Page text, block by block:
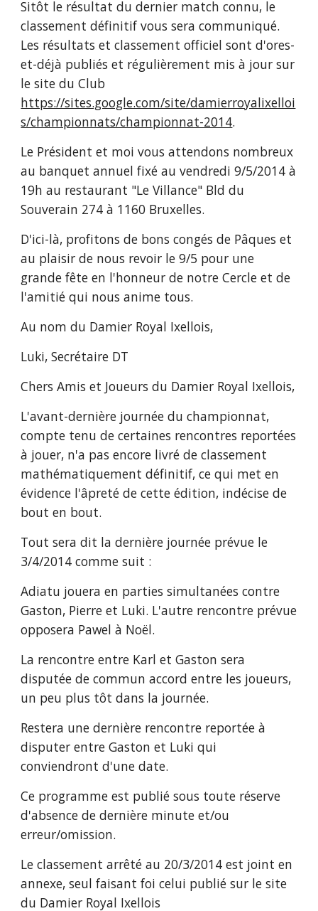
Sitôt le résultat du dernier match connu, le
classement définitif vous sera communiqué.
Les résultats et classement officiel sont d'ores-
et-déjà publiés et régulièrement mis à jour sur
https://sites.google.com/site/damierroyalixelloi
s/championnats/championnat-2014.
Le Président et moi vous attendons nombreux
au banquet annuel fixé au vendredi 9/5/2014 à
19h au restaurant "Le Villance" Bld du
Souverain 274 à 1160 Bruxelles.
D'ici-là, profitons de bons congés de Pâques et
au plaisir de nous revoir le 9/5 pour une
grande fête en l'honneur de notre Cercle et de
l'amitié qui nous anime tous.
Au nom du Damier Royal Ixellois,
Luki, Secrétaire DT
Chers Amis et Joueurs du Damier Royal Ixellois,
L'avant-dernière journée du championnat,
compte tenu de certaines rencontres reportées
à jouer, n'a pas encore livré de classement
mathématiquement définitif, ce qui met en
évidence l'âpreté de cette édition, indécise de
bout en bout.
Tout sera dit la dernière journée prévue le
3/4/2014 comme suit :
Adiatu jouera en parties simultanées contre
Gaston, Pierre et Luki. L'autre rencontre prévue
opposera Pawel à Noël.
La rencontre entre Karl et Gaston sera
disputée de commun accord entre les joueurs,
un peu plus tôt dans la journée.
Restera une dernière rencontre reportée à
disputer entre Gaston et Luki qui
conviendront d'une date.
Ce programme est publié sous toute réserve
d'absence de dernière minute et/ou
erreur/omission.
Le classement arrêté au 20/3/2014 est joint en
annexe, seul faisant foi celui publié sur le site